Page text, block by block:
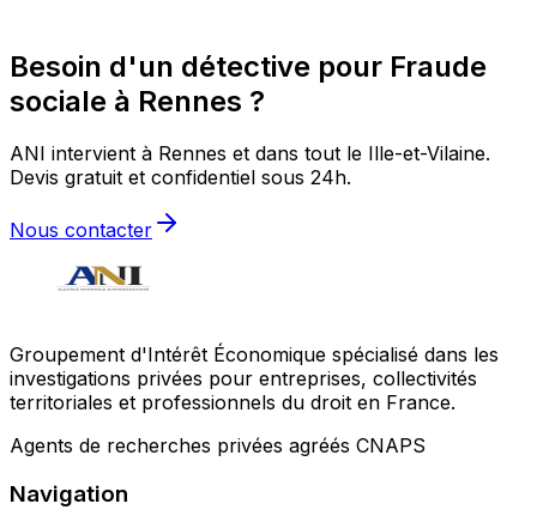
Besoin d'un détective pour Fraude
sociale à Rennes ?
ANI intervient à Rennes et dans tout le Ille-et-Vilaine.
Devis gratuit et confidentiel sous 24h.
Nous contacter
Groupement d'Intérêt Économique spécialisé dans les
investigations privées pour entreprises, collectivités
territoriales et professionnels du droit en France.
Agents de recherches privées agréés CNAPS
Navigation